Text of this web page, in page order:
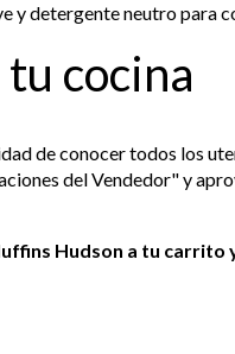
y detergente neutro para
cocina
de conocer todos los
del Vendedor" y
Hudson a tu